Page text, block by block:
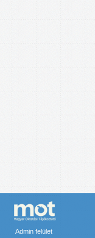
Admin felület